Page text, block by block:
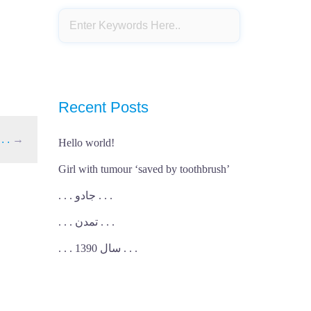
. . . →
Recent Posts
Hello world!
Girl with tumour ‘saved by toothbrush’
. . . جادو . . .
. . . تمدن . . .
. . . سال 1390 . . .